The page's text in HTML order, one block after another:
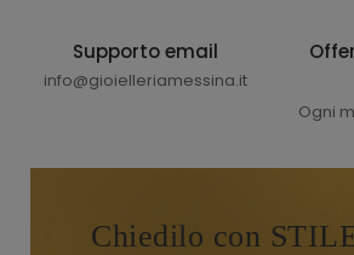
Supporto email
info@gioielleriamessina.it
Ogni
Chiedilo con